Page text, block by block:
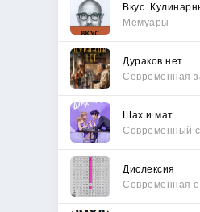
Вкус.
Мемуары
Дураков нет
Шах и мат
Дислексия